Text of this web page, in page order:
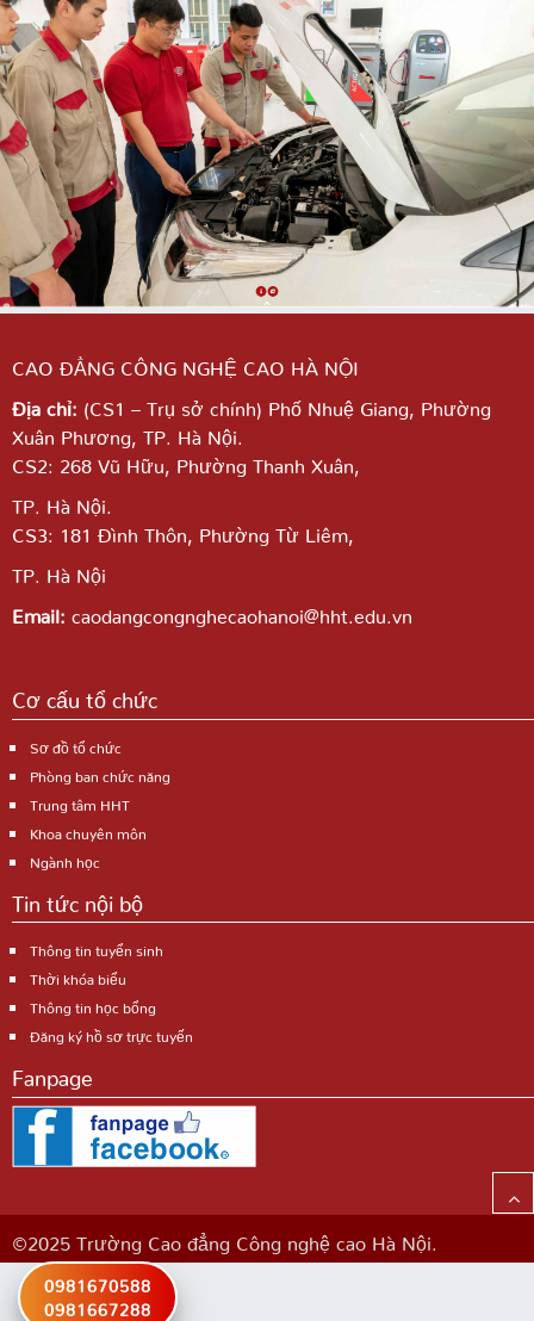
CAO ĐẲNG CÔNG NGHỆ CAO HÀ NỘI
Địa chỉ: (CS1 – Trụ sở chính) Phố Nhuệ Giang, Phường
Xuân Phương, TP. Hà Nội.
CS2: 268 Vũ Hữu, Phường Thanh Xuân,
TP. Hà Nội.
CS3: 181 Đình Thôn, Phường Từ Liêm,
TP. Hà Nội
Email: caodangcongnghecaohanoi@hht.edu.vn
Cơ cấu tổ chức
Sơ đồ tổ chức
Phòng ban chức năng
Trung tâm HHT
Khoa chuyên môn
Ngành học
Tin tức nội bộ
Thông tin tuyển sinh
Thời khóa biểu
Thông tin học bổng
Đăng ký hồ sơ trực tuyến
Fanpage
©2025 Trường Cao đẳng Công nghệ cao Hà Nội.
0981670588
0981667288